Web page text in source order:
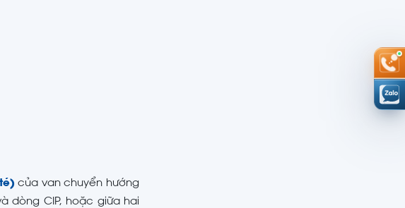
của van chuyển hướng
dòng CIP, hoặc giữa hai